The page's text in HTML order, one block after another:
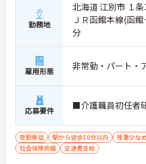
勤務地
北海道 江別市 １
ＪＲ函館本線(函
分
雇用形態 非常勤・パート・
応募要件 ■介護職員初任者
夜勤専従 駅から徒歩10分以内 残業少なめ
社会保険完備
交通費支給